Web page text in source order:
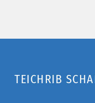
TEICHRIB